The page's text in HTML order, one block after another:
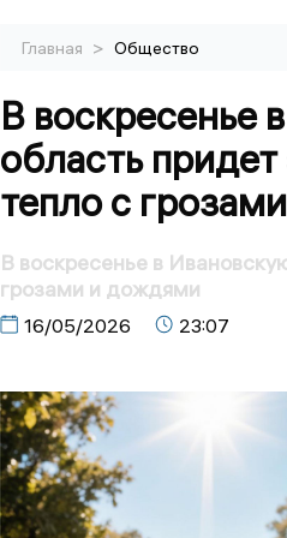
Главная > Общество
В воскресенье
область
тепло с
В воскресенье в
грозами и дождями
16/05/2026 23:07